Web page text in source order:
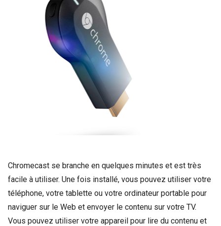
Chromecast se branche en quelques minutes et est très
facile à utiliser. Une fois installé, vous pouvez utiliser votre
téléphone, votre tablette ou votre ordinateur portable pour
naviguer sur le Web et envoyer le contenu sur votre TV.
Vous pouvez utiliser votre appareil pour lire du contenu et